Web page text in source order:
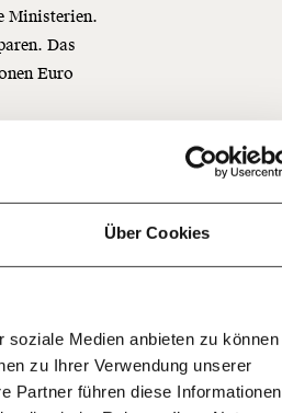
Über Cookies
Medien anbieten zu können
zu Ihrer Verwendung unserer
Partner führen diese Informationen
auf
gratis
Morgenmoment:
Knackig über die
wichtigsten Themen
100€ €
Mastodon
Ministerien.
Das
Euro